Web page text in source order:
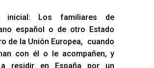
inicial: Los familiares de
español o de otro Estado
de la Unión Europea, cuando
con él o le acompañen, y
residir en España por un